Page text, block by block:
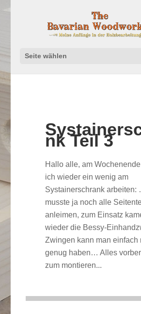
Seite wählen
nk Teil 3
Hallo alle, am
ich wieder ein wenig am
Systainerschrank arbeiten:
musste ja noch alle
anleimen, zum Einsatz
wieder die Bessy-
Zwingen kann man einfach
genug haben… Alles
zum montieren...